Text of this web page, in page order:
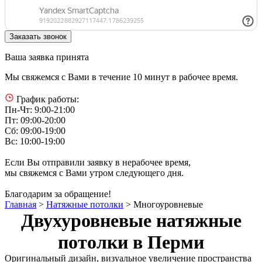
Ваша заявка принята
Мы свяжемся с Вами в течение 10 минут в рабочее время.
График работы:
Пн-Чт: 9:00-21:00
Пт: 09:00-20:00
Сб: 09:00-19:00
Вс: 10:00-19:00
Если Вы отправили заявку в нерабочее время,
мы свяжемся с Вами утром следующего дня.
Благодарим за обращение!
Главная > Натяжные потолки > Многоуровневые
Двухуровневые натяжные
потолки в Перми
Оригинальный дизайн, визуальное увеличение пространства